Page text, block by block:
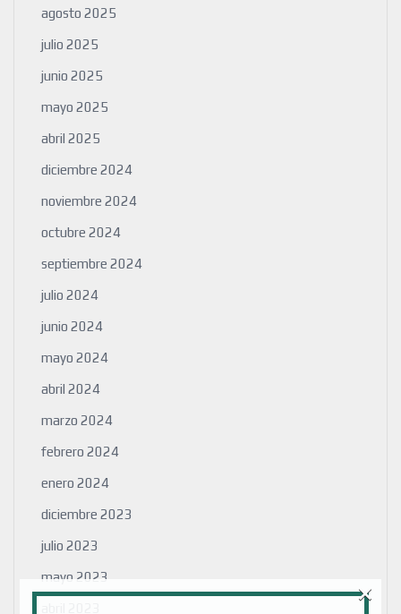
agosto 2025
julio 2025
junio 2025
mayo 2025
abril 2025
diciembre 2024
noviembre 2024
octubre 2024
septiembre 2024
julio 2024
junio 2024
mayo 2024
abril 2024
marzo 2024
febrero 2024
enero 2024
diciembre 2023
julio 2023
mayo 2023 ×